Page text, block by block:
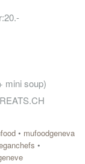
mini soup)
• mufoodgeneva
•